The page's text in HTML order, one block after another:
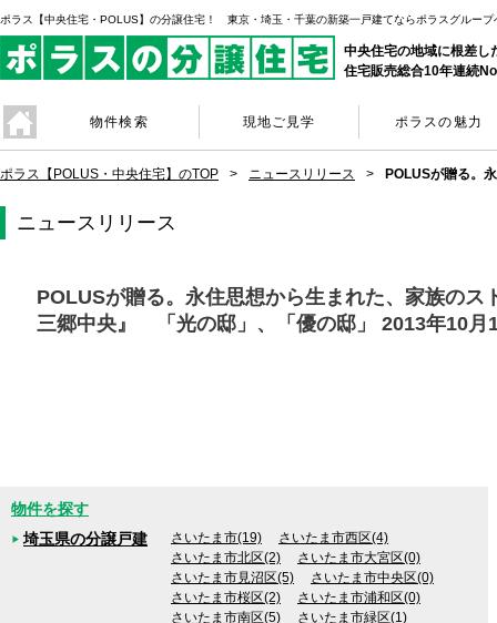
ポラス【中央住宅・POLUS】の分譲住宅！ 東京・埼玉・千葉の新築一戸建てならポラスグループ
中央住宅の地域に根差し
住宅販売総合10年連続
物件検索 現地ご見学 ポラスの魅力
ポラス【POLUS・中央住宅】のTOP ニュースリリース POLUSが贈る。
ニュースリリース
POLUSが贈る。永住思想から生まれた、家族の
三郷中央』 「光の邸」、「優の邸」 2013年10月
物件を探す
埼玉県の分譲戸建
さいたま市(19)
さいたま市西区(4)
さいたま市北区(2)
さいたま市大宮区(0)
さいたま市見沼区(5)
さいたま市中央区(0)
さいたま市桜区(2)
さいたま市浦和区(0)
さいたま市南区(5)
さいたま市緑区(1)